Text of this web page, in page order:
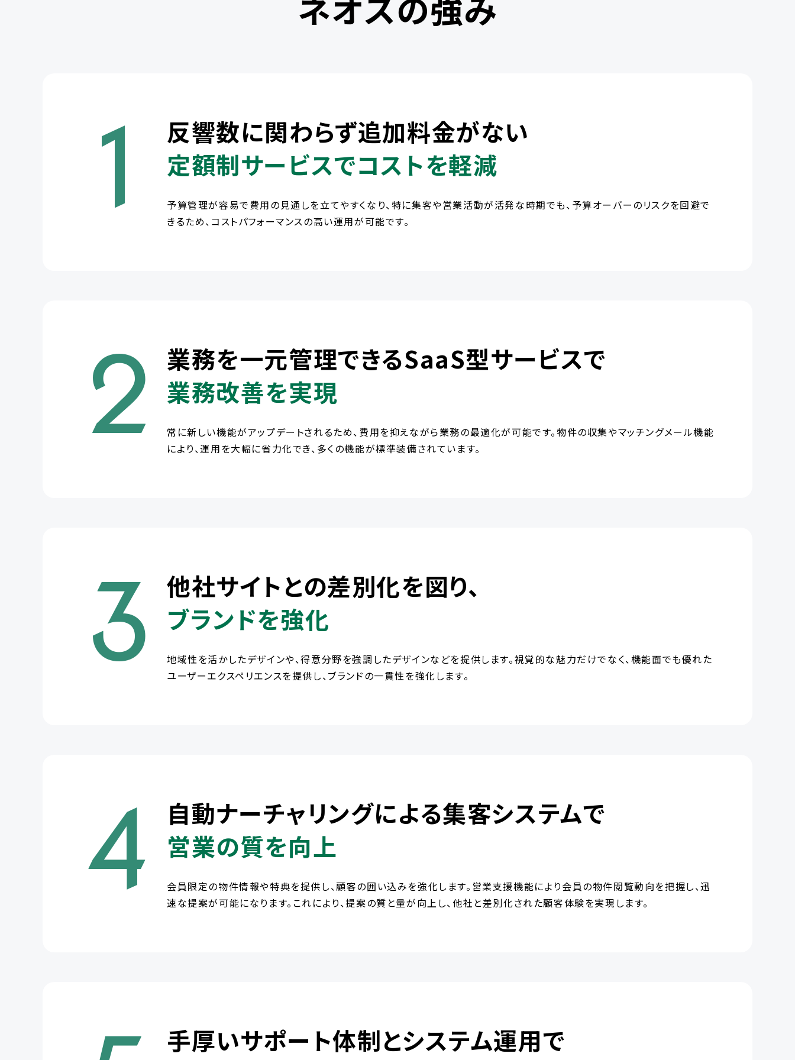
1
反響数に関わらず追加料金がない
定額制サービスでコストを軽減
予算管理が容易で費用の見通しを立てやすくなり、特に集客や営業活動が活発な時期でも、予算オーバーのリスクを回避で
きるため、コストパフォーマンスの高い運用が可能です。
2
業務を一元管理できるSaaS型サービスで
業務改善を実現
常に新しい機能がアップデートされるため、費用を抑えながら業務の最適化が可能です。物件の収集やマッチングメール機能
により、運用を大幅に省力化でき、多くの機能が標準装備されています。
3
他社サイトとの差別化を図り、
ブランドを強化
地域性を活かしたデザインや、得意分野を強調したデザインなどを提供します。視覚的な魅力だけでなく、機能面でも優れた
ユーザーエクスペリエンスを提供し、ブランドの一貫性を強化します。
4
自動ナーチャリングによる集客システムで
営業の質を向上
会員限定の物件情報や特典を提供し、顧客の囲い込みを強化します。営業支援機能により会員の物件閲覧動向を把握し、迅
速な提案が可能になります。これにより、提案の質と量が向上し、他社と差別化された顧客体験を実現します。
手厚いサポート体制とシステム運用で